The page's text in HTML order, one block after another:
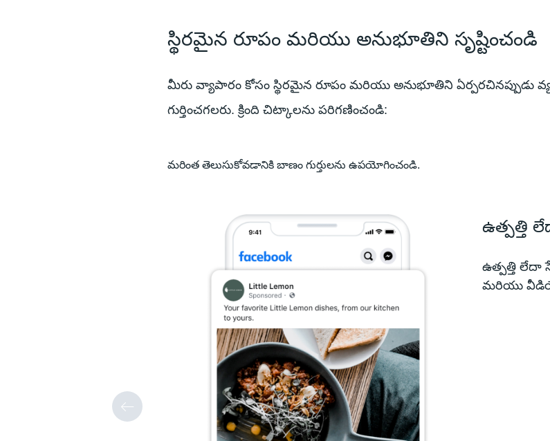
స్థిరమైన రూపం మరియు అనుభూతిని సృష్టించండి
మీరు వ్యాపారం కోసం స్థిరమైన రూపం మరియు అనుభూతిని ఏర్పరచినప్పుడు
గుర్తించగలరు. క్రింది చిట్కాలను పరిగణించండి:
మరింత తెలుసుకోవడానికి బాణం గుర్తులను ఉపయోగించండి.
​ఉత్పత్తి
ఉత్పత్తి లేదా
మరియు